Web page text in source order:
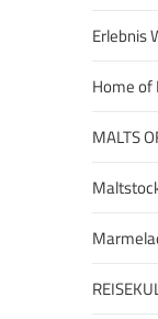
Erlebnis
Home
MALTS